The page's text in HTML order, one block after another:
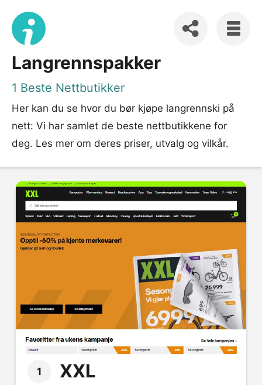
Langrennspakker
1 Beste Nettbutikker
Her kan du se hvor du bør kjøpe langrennski på
nett: Vi har samlet de beste nettbutikkene for
deg. Les mer om deres priser, utvalg og vilkår.
1 XXL